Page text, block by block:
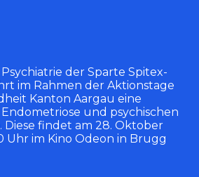
der Sparte Spitex-
im Rahmen der Aktionstage
Kanton Aargau eine
und psychischen
findet am 28. Oktober
Uhr im Kino Odeon in Brugg